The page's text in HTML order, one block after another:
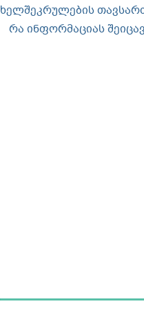
ხელშეკრულების
რა ინფორმაციას